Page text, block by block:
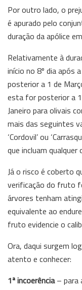
Por outro lado, o
é apurado pelo
duração da apólice
Relativamente à
início no 8º dia após
posterior a 1 de
esta for posterior a
Janeiro para olivais
mais das seguintes
‘Cordovil’ ou
que incluam qualquer
Já o risco é coberto
verificação do fruto
árvores tenham
equivalente ao
fruto evidencie o
Ora, daqui surgem
atento e conhecer:
1ª incoerência– para